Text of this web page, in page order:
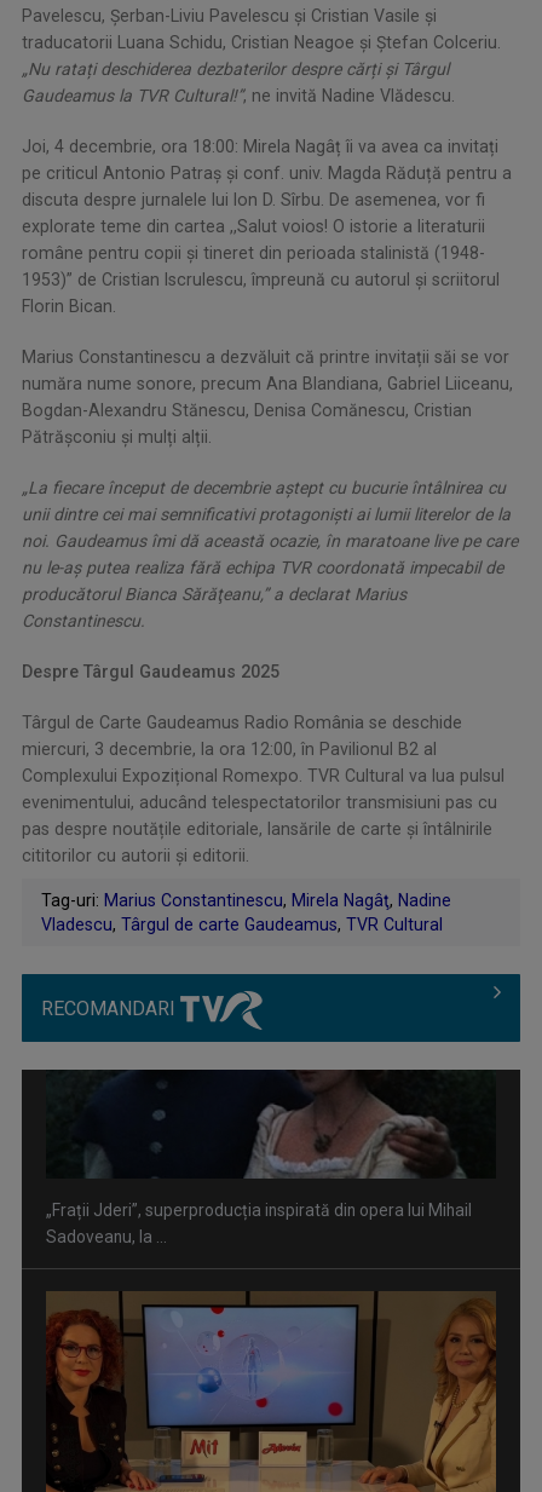
Pavelescu, Şerban-Liviu Pavelescu și Cristian Vasile și
traducatorii Luana Schidu, Cristian Neagoe și Ștefan Colceriu.
„Nu ratați deschiderea dezbaterilor despre cărți și Târgul
Gaudeamus la TVR Cultural!”, ne invită Nadine Vlădescu.
​Joi, 4 decembrie, ora 18:00: Mirela Nagâț îi va avea ca invitați
pe criticul Antonio Patraș și conf. univ. Magda Răduță pentru a
discuta despre jurnalele lui Ion D. Sîrbu. De asemenea, vor fi
explorate teme din cartea ,,Salut voios! O istorie a literaturii
române pentru copii și tineret din perioada stalinistă (1948-
1953)” de Cristian Iscrulescu, împreună cu autorul și scriitorul
Florin Bican.
​Marius Constantinescu a dezvăluit că printre invitații săi se vor
număra nume sonore, precum Ana Blandiana, Gabriel Liiceanu,
Bogdan-Alexandru Stănescu, Denisa Comănescu, Cristian
Pătrășconiu și mulți alții.
​„La fiecare început de decembrie aştept cu bucurie întâlnirea cu
unii dintre cei mai semnificativi protagonişti ai lumii literelor de la
noi. Gaudeamus îmi dă această ocazie, în maratoane live pe care
nu le-aş putea realiza fără echipa TVR coordonată impecabil de
producătorul Bianca Sărăţeanu,” a declarat Marius
Constantinescu.
Despre Târgul Gaudeamus 2025
Târgul de Carte Gaudeamus Radio România se deschide
miercuri, 3 decembrie, la ora 12:00, în Pavilionul B2 al
Complexului Expozițional Romexpo. TVR Cultural va lua pulsul
evenimentului, aducând telespectatorilor transmisiuni pas cu
pas despre noutățile editoriale, lansările de carte și întâlnirile
cititorilor cu autorii și editorii.
Tag-uri: Marius Constantinescu, Mirela Nagâţ, Nadine
Vladescu, Târgul de carte Gaudeamus, TVR Cultural
RECOMANDARI
”Un doctor pentru dumneavoastră” vine cu informații
esențiale pentru o stare ...